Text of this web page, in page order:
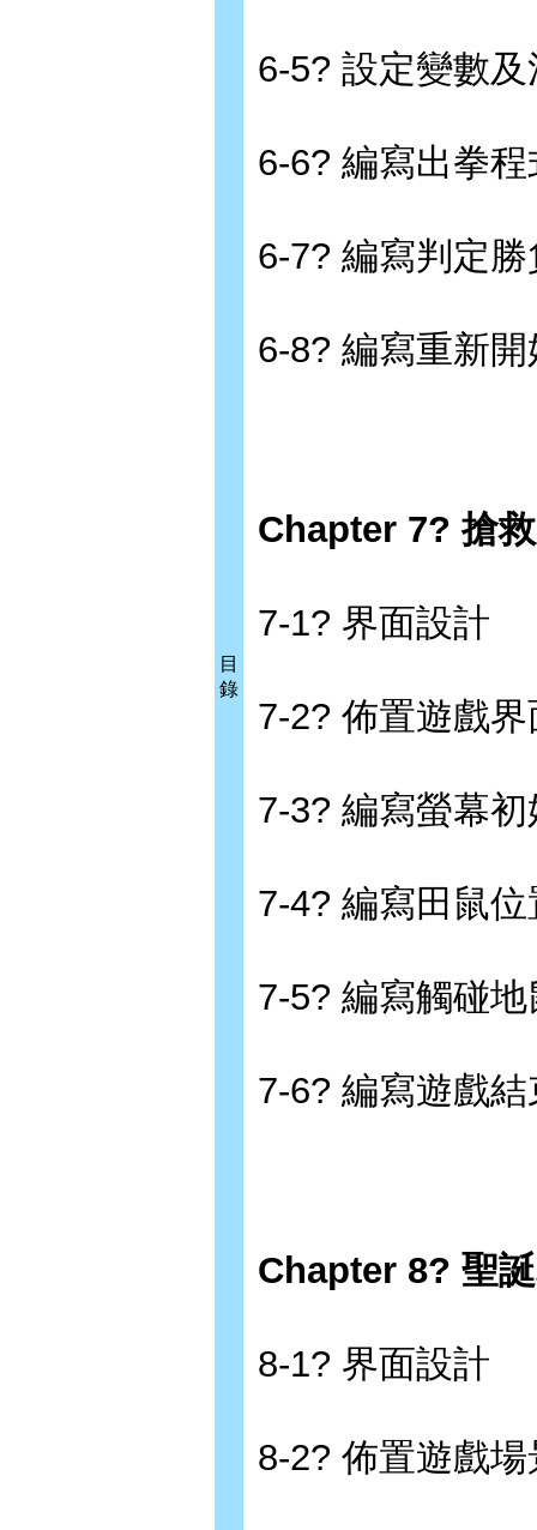
目
錄
6-5? 設定變數及
6-6? 編寫出拳程
6-7? 編寫判定
6-8? 編寫重新
Chapter 7? 搶
7-1? 界面設計
7-2? 佈置遊戲界
7-3? 編寫螢幕
7-4? 編寫田鼠
7-5? 編寫觸碰
7-6? 編寫遊戲
Chapter 8? 聖
8-1? 界面設計
8-2? 佈置遊戲